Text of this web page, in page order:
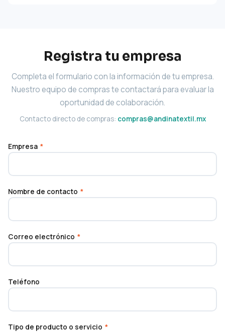
Registra tu empresa
Completa el formulario con la información de tu empresa.
Nuestro equipo de compras te contactará para evaluar la
oportunidad de colaboración.
Contacto directo de compras: compras@andinatextil.mx
Empresa *
Nombre de contacto *
Correo electrónico *
Teléfono
Tipo de producto o servicio *